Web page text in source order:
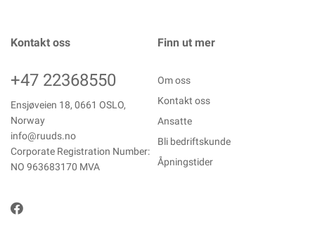
Kontakt oss
+47 22368550
Ensjøveien 18, 0661 OSLO,
Norway
info@ruuds.no
Corporate Registration Number:
NO 963683170 MVA
Finn ut mer
Om oss
Kontakt oss
Ansatte
Bli bedriftskunde
Åpningstider